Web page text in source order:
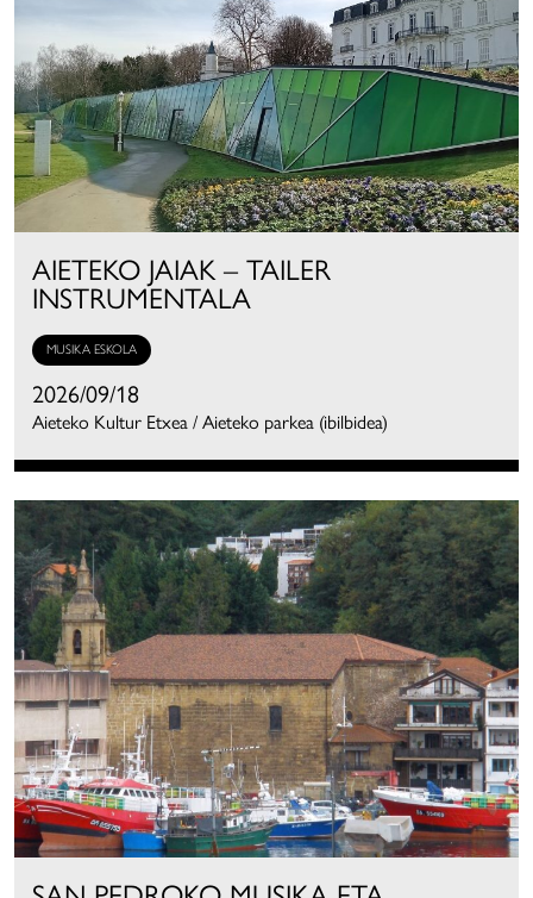
AIETEKO JAIAK – TAILER
INSTRUMENTALA
MUSIKA ESKOLA
2026/09/18
Aieteko Kultur Etxea / Aieteko parkea (ibilbidea)